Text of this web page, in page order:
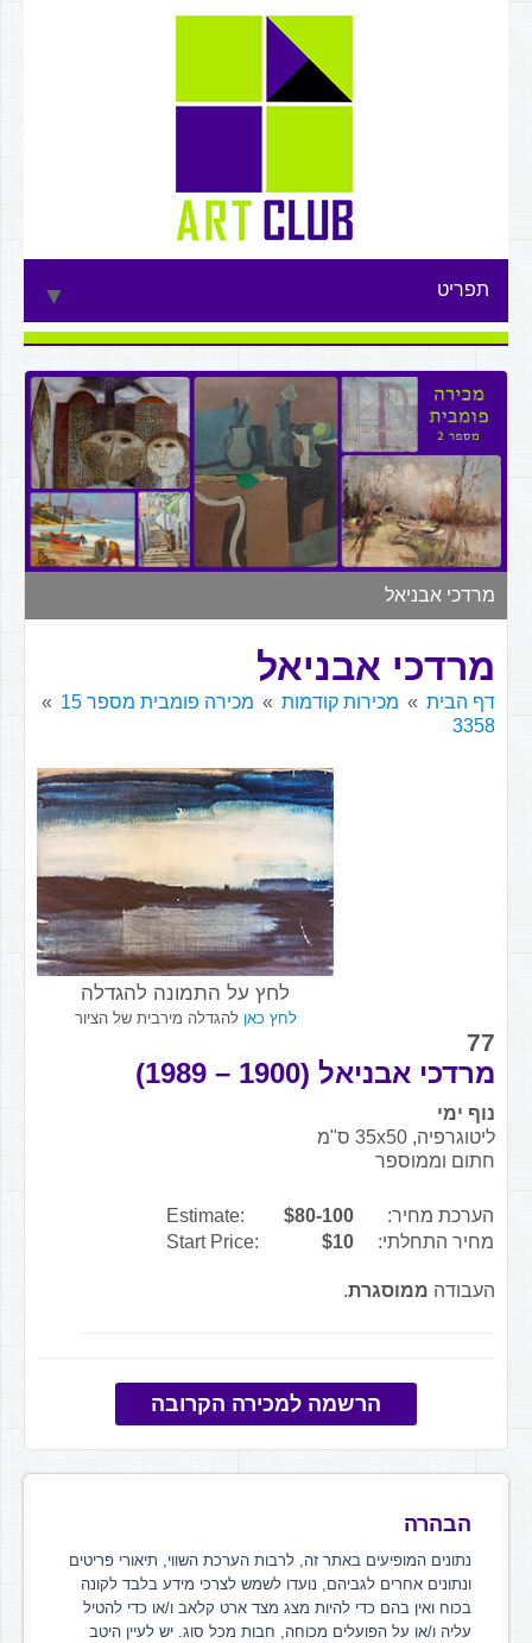
תפריט ▼
▼
▼
▼
▼
מרדכי אבניאל
מרדכי אבניאל
דף הבית מכירות קודמות
מכירה פומבית מספר 15
3358
לחץ על התמונה להגדלה
לחץ כאן להגדלה מירבית של הציור
77
מרדכי אבניאל (1900 – 1989)
נוף ימי
ליטוגרפיה, 35x50 ס"מ
חתום וממוספר
הערכת מחיר: $80-100
Estimate:
מחיר התחלתי:
$10
Start Price:
העבודה ממוסגרת.
הרשמה למכירה הקרובה
הבהרה
נתונים המופיעים באתר זה, לרבות הערכת השווי, תיאורי פריטים
ונתונים אחרים לגביהם, נועדו לשמש לצרכי מידע בלבד לקונה
בכוח ואין בהם כדי להיות מצג מצד ארט קלאב ו/או כדי להטיל
עליה ו/או על הפועלים מכוחה, חבות מכל סוג. יש לעיין היטב